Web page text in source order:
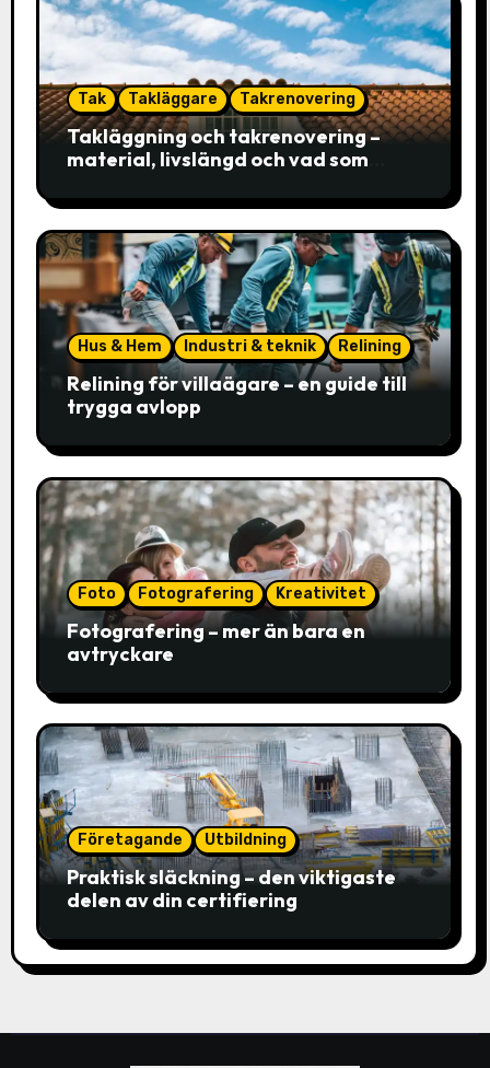
Tak Takläggare Takrenovering
Takläggning och takrenovering –
material, livslängd och vad som
Hus & Hem Industri & teknik Relining
Relining för villaägare – en guide till
trygga avlopp
Foto Fotografering Kreativitet
Fotografering – mer än bara en
avtryckare
Företagande Utbildning
Praktisk släckning – den viktigaste
delen av din certifiering